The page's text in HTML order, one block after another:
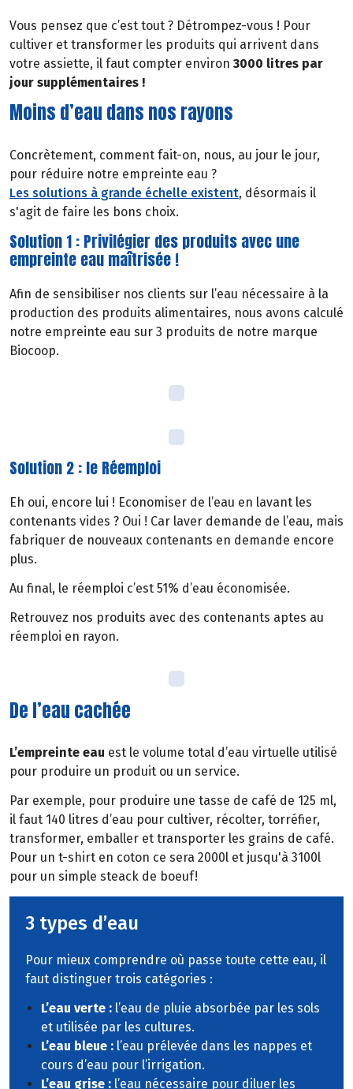
Vous pensez que c’est tout ? Détrompez-vous ! Pour
cultiver et transformer les produits qui arrivent dans
votre assiette, il faut compter environ 3000 litres par
jour supplémentaires !
Moins d’eau dans nos rayons
Concrètement, comment fait-on, nous, au jour le jour,
pour réduire notre empreinte eau ?
Les solutions à grande échelle existent, désormais il
s'agit de faire les bons choix.
Solution 1 : Privilégier des produits avec une
empreinte eau maîtrisée !
Afin de sensibiliser nos clients sur l’eau nécessaire à la
production des produits alimentaires, nous avons calculé
notre empreinte eau sur 3 produits de notre marque
Biocoop.
Solution 2 : le Réemploi
Eh oui, encore lui ! Economiser de l’eau en lavant les
contenants vides ? Oui ! Car laver demande de l’eau, mais
fabriquer de nouveaux contenants en demande encore
plus.
Au final, le réemploi c’est 51% d’eau économisée.
Retrouvez nos produits avec des contenants aptes au
réemploi en rayon.
De l’eau cachée
L’empreinte eau est le volume total d’eau virtuelle utilisé
pour produire un produit ou un service.
Par exemple, pour produire une tasse de café de 125 ml,
il faut 140 litres d’eau pour cultiver, récolter, torréfier,
transformer, emballer et transporter les grains de café.
Pour un t-shirt en coton ce sera 2000l et jusqu'à 3100l
pour un simple steack de boeuf!
3 types d’eau
Pour mieux comprendre où passe toute cette eau, il
faut distinguer trois catégories :
L’eau verte : l’eau de pluie absorbée par les sols
et utilisée par les cultures.
L’eau bleue : l’eau prélevée dans les nappes et
cours d’eau pour l’irrigation.
L’eau grise : l’eau nécessaire pour diluer les